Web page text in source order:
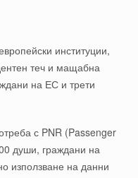
институции,
теч и мащабна
на ЕС и трети
с PNR (Passenger
души, граждани на
използване на данни